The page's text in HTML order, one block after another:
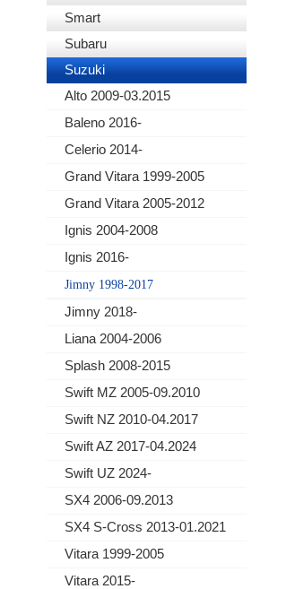
Smart
Subaru
Suzuki
Alto 2009-03.2015
Baleno 2016-
Celerio 2014-
Grand Vitara 1999-2005
Grand Vitara 2005-2012
Ignis 2004-2008
Ignis 2016-
Jimny 1998-2017
Jimny 2018-
Liana 2004-2006
Splash 2008-2015
Swift MZ 2005-09.2010
Swift NZ 2010-04.2017
Swift AZ 2017-04.2024
Swift UZ 2024-
SX4 2006-09.2013
SX4 S-Cross 2013-01.2021
Vitara 1999-2005
Vitara 2015-